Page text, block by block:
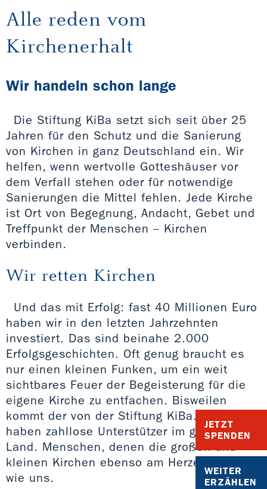
JETZT
SPENDEN
WEITER
ERZÄHLEN
Alle reden vom
Kirchenerhalt
Wir handeln schon lange
Die Stiftung KiBa setzt sich seit über 25
Jahren für den Schutz und die Sanierung
von Kirchen in ganz Deutschland ein. Wir
helfen, wenn wertvolle Gotteshäuser vor
dem Verfall stehen oder für notwendige
Sanierungen die Mittel fehlen. Jede Kirche
ist Ort von Begegnung, Andacht, Gebet und
Treffpunkt der Menschen – Kirchen
verbinden.
Wir retten Kirchen
Und das mit Erfolg: fast 40 Millionen Euro
haben wir in den letzten Jahrzehnten
investiert. Das sind beinahe 2.000
Erfolgsgeschichten. Oft genug braucht es
nur einen kleinen Funken, um ein weit
sichtbares Feuer der Begeisterung für die
eigene Kirche zu entfachen. Bisweilen
kommt der von der Stiftung KiBa. Denn wir
haben zahllose Unterstützer im ganzen
Land. Menschen, denen die großen und
kleinen Kirchen ebenso am Herzen liegen
wie uns.